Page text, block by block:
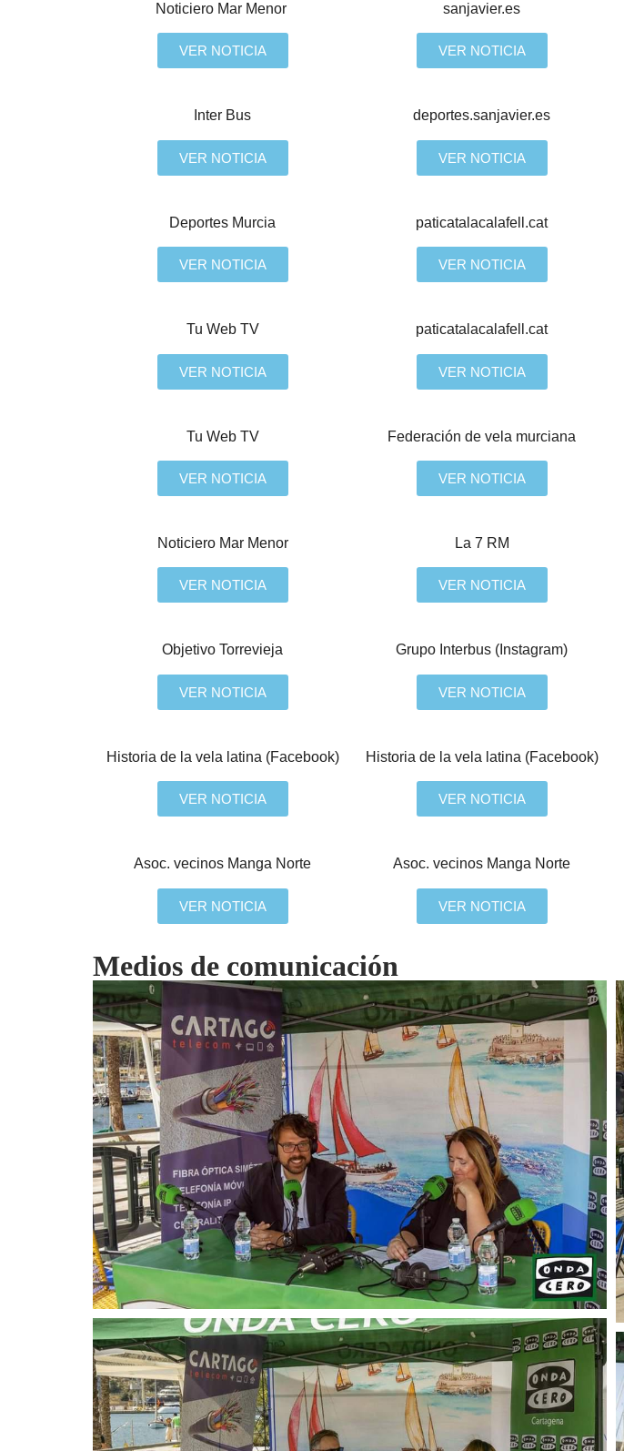
Noticiero Mar Menor
VER NOTICIA
sanjavier.es
VER NOTICIA
Inter Bus
VER NOTICIA
deportes.sanjavier.es
VER NOTICIA
Deportes Murcia
VER NOTICIA
paticatalacalafell.cat
VER NOTICIA
Tu Web TV
VER NOTICIA
paticatalacalafell.cat
VER NOTICIA
Tu Web TV
VER NOTICIA
Federación de vela murciana
VER NOTICIA
Noticiero Mar Menor
VER NOTICIA
La 7 RM
VER NOTICIA
Objetivo Torrevieja
VER NOTICIA
Grupo Interbus (Instagram)
VER NOTICIA
Historia de la vela latina (Facebook)
VER NOTICIA
Historia de la vela latina (Facebook)
VER NOTICIA
Asoc. vecinos Manga Norte
VER NOTICIA
Asoc. vecinos Manga Norte
VER NOTICIA
Medios de comunicación